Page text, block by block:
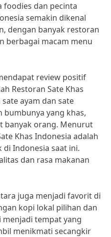
foodies dan pecinta
semakin dikenal
dengan banyak restoran
berbagai macam menu
review positif
Restoran Sate Khas
ayam dan sate
bumbunya yang khas,
banyak orang. Menurut
Khas Indonesia adalah
Indonesia saat ini.
dan rasa makanan
juga menjadi favorit di
kopi lokal pilihan dan
menjadi tempat yang
menikmati secangkir